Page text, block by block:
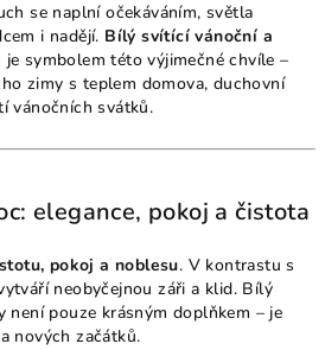
se naplní očekáváním, světla
i nadějí. Bílý svítící vánoční a
je symbolem této výjimečné chvíle –
zimy s teplem domova, duchovní
vánočních svátků.
elegance, pokoj a čistota
pokoj a noblesu. V kontrastu s
neobyčejnou záři a klid. Bílý
není pouze krásným doplňkem – je
nových začátků.